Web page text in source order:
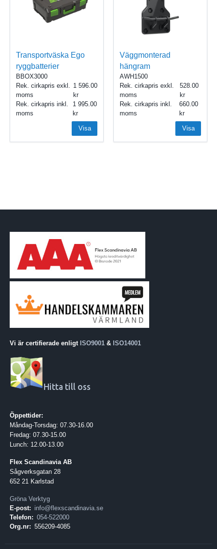
Transportväska Ego
ryggbatterier
BBOX3000
Rek. cirkapris exkl.
moms
1 596.00
Rek. cirkapris inkl.
moms
1 995.00
Visa
Väggmonterad
hängram
AWH1500
Rek. cirkapris exkl.
moms
528.00
Rek. cirkapris inkl.
moms
660.00
Visa
Vi är certifierade enligt ISO9001 & ISO14001
Hitta till oss
Öppettider:
Måndag-Torsdag: 07.30-16.00
Fredag: 07.30-15.00
Lunch: 12.00-13.00
Flex Scandinavia AB
Sågverksgatan 28
652 21 Karlstad
Gröna Verktyg
E-post: info@flexscandinavia.se
Telefon: 054-522000
Org.nr: 556209-4085